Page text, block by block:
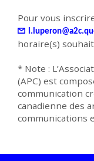
Pour vous
horaire(s)
* Note :
(APC) est
communication
canadienne des
communications